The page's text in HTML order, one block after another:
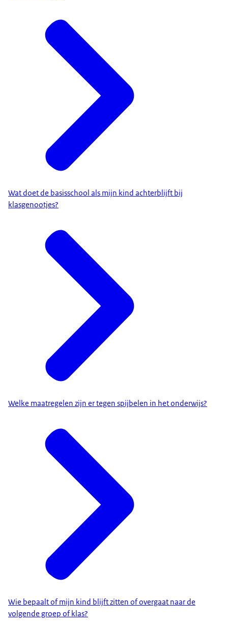
Wat doet de basisschool als mijn kind achterblijft bij
klasgenootjes?
Welke maatregelen zijn er tegen spijbelen in het onderwijs?
Wie bepaalt of mijn kind blijft zitten of overgaat naar de
volgende groep of klas?